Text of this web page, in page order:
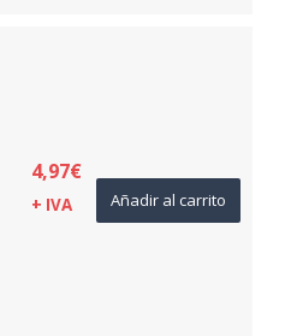
4,97€
+ IVA Añadir al carrito